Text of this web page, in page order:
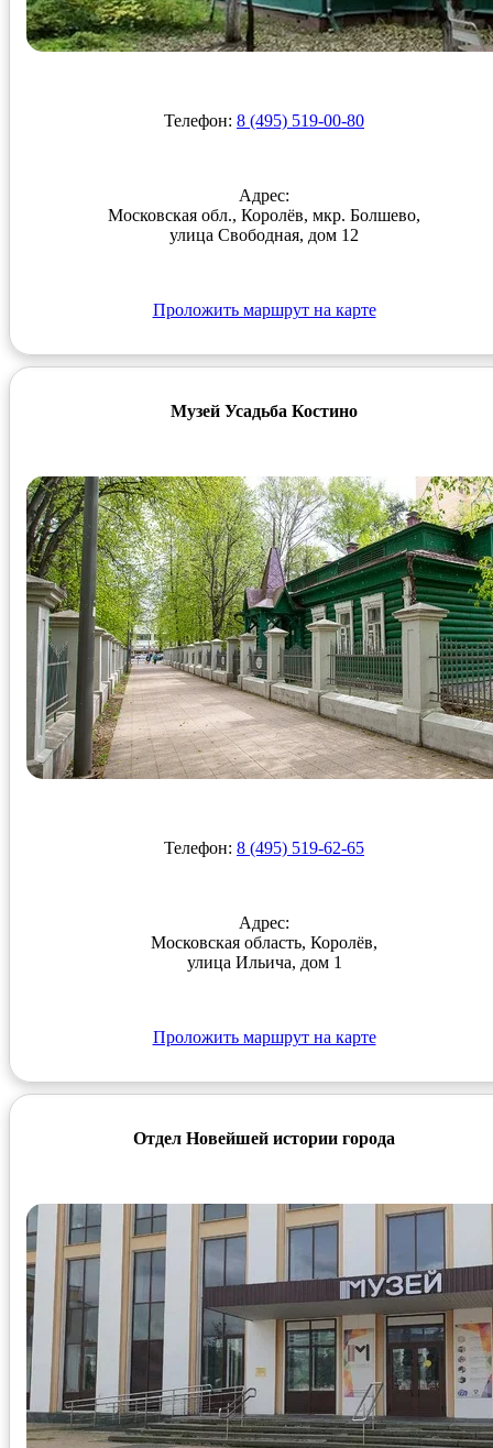
Телефон: 8 (495) 519-00-80
Адрес:
Московская обл., Королёв, мкр. Болшево,
улица Свободная, дом 12
Проложить маршрут на карте
Музей Усадьба Костино
Телефон: 8 (495) 519-62-65
Адрес:
Московская область, Королёв,
улица Ильича, дом 1
Проложить маршрут на карте
Отдел Новейшей истории города